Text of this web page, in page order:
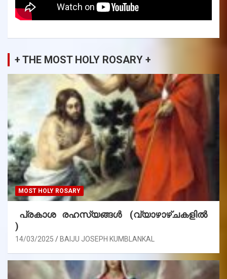
+ THE MOST HOLY ROSARY +
MOST HOLY ROSARY
പ്രകാശ രഹസ്യങ്ങൾ (വ്യാഴാഴ്ചകളിൽ
)
14/03/2025 BAIJU JOSEPH KUMBLANKAL